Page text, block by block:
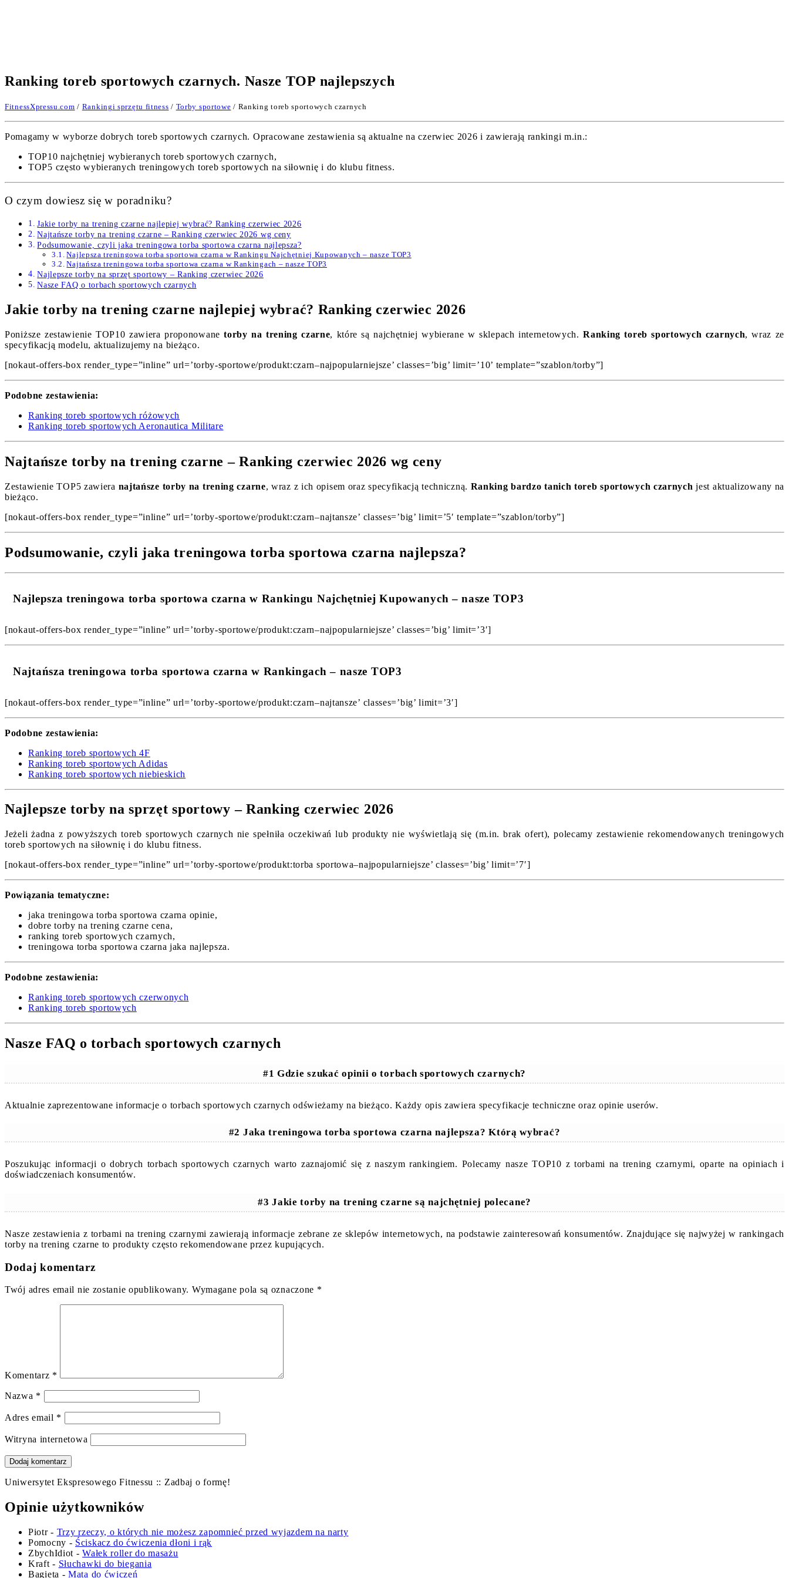
Ranking toreb sportowych czarnych. Nasze TOP najlepszych
FitnessXpressu.com / Rankingi sprzętu fitness / Torby sportowe / Ranking toreb sportowych czarnych
Pomagamy w wyborze dobrych toreb sportowych czarnych. Opracowane zestawienia są aktualne na czerwiec 2026 i zawierają rankingi m.in.:
TOP10 najchętniej wybieranych toreb sportowych czarnych,
TOP5 często wybieranych treningowych toreb sportowych na siłownię i do klubu fitness.
O czym dowiesz się w poradniku?
Jakie torby na trening czarne najlepiej wybrać? Ranking czerwiec 2026
Najtańsze torby na trening czarne – Ranking czerwiec 2026 wg ceny
Podsumowanie, czyli jaka treningowa torba sportowa czarna najlepsza?
Najlepsza treningowa torba sportowa czarna w Rankingu Najchętniej Kupowanych – nasze TOP3
Najtańsza treningowa torba sportowa czarna w Rankingach – nasze TOP3
Najlepsze torby na sprzęt sportowy – Ranking czerwiec 2026
Nasze FAQ o torbach sportowych czarnych
Jakie torby na trening czarne najlepiej wybrać? Ranking czerwiec 2026
Poniższe zestawienie TOP10 zawiera proponowanetorby na trening czarne, które są najchętniej wybierane w sklepach internetowych.Ranking toreb sportowych czarnych, wraz ze
specyfikacją modelu, aktualizujemy na bieżąco.
[nokaut-offers-box render_type=”inline” url=’torby-sportowe/produkt:czarn–najpopularniejsze’ classes=’big’ limit=’10’ template=”szablon/torby”]
Podobne zestawienia:
Ranking toreb sportowych różowych
Ranking toreb sportowych Aeronautica Militare
Najtańsze torby na trening czarne – Ranking czerwiec 2026 wg ceny
Zestawienie TOP5 zawiera najtańsze torby na trening czarne, wraz z ich opisem oraz specyfikacją techniczną. Ranking bardzo tanich toreb sportowych czarnych jest aktualizowany na
bieżąco.
[nokaut-offers-box render_type=”inline” url=’torby-sportowe/produkt:czarn–najtansze’ classes=’big’ limit=’5′ template=”szablon/torby”]
Podsumowanie, czyli jaka treningowa torba sportowa czarna najlepsza?
Najlepsza treningowa torba sportowa czarna w Rankingu Najchętniej Kupowanych – nasze TOP3
[nokaut-offers-box render_type=”inline” url=’torby-sportowe/produkt:czarn–najpopularniejsze’ classes=’big’ limit=’3′]
Najtańsza treningowa torba sportowa czarna w Rankingach – nasze TOP3
[nokaut-offers-box render_type=”inline” url=’torby-sportowe/produkt:czarn–najtansze’ classes=’big’ limit=’3′]
Podobne zestawienia:
Ranking toreb sportowych 4F
Ranking toreb sportowych Adidas
Ranking toreb sportowych niebieskich
Najlepsze torby na sprzęt sportowy – Ranking czerwiec 2026
Jeżeli żadna z powyższych toreb sportowych czarnych nie spełniła oczekiwań lub produkty nie wyświetlają się (m.in. brak ofert), polecamy zestawienie rekomendowanych treningowych
toreb sportowych na siłownię i do klubu fitness.
[nokaut-offers-box render_type=”inline” url=’torby-sportowe/produkt:torba sportowa–najpopularniejsze’ classes=’big’ limit=’7′]
Powiązania tematyczne:
jaka treningowa torba sportowa czarna opinie,
dobre torby na trening czarne cena,
ranking toreb sportowych czarnych,
treningowa torba sportowa czarna jaka najlepsza.
Podobne zestawienia:
Ranking toreb sportowych czerwonych
Ranking toreb sportowych
Nasze FAQ o torbach sportowych czarnych
#1 Gdzie szukać opinii o torbach sportowych czarnych?
Aktualnie zaprezentowane informacje o torbach sportowych czarnych odświeżamy na bieżąco. Każdy opis zawiera specyfikacje techniczne oraz opinie userów.
#2 Jaka treningowa torba sportowa czarna najlepsza? Którą wybrać?
Poszukując informacji o dobrych torbach sportowych czarnych warto zaznajomić się z naszym rankingiem. Polecamy nasze TOP10 z torbami na trening czarnymi, oparte na opiniach i
doświadczeniach konsumentów.
#3 Jakie torby na trening czarne są najchętniej polecane?
Nasze zestawienia z torbami na trening czarnymi zawierają informacje zebrane ze sklepów internetowych, na podstawie zainteresowań konsumentów. Znajdujące się najwyżej w rankingach
torby na trening czarne to produkty często rekomendowane przez kupujących.
Dodaj komentarz
Twój adres email nie zostanie opublikowany. Wymagane pola są oznaczone *
Komentarz *
Nazwa *
Adres email *
Witryna internetowa
Uniwersytet Ekspresowego Fitnessu :: Zadbaj o formę!
Opinie użytkowników
Piotr- Trzy rzeczy, o których nie możesz zapomnieć przed wyjazdem na narty
Pomocny - Ściskacz do ćwiczenia dłoni i rąk
ZbychIdiot -Wałek roller do masażu
Kraft - Słuchawki do biegania
Bagieta -Mata do ćwiczeń